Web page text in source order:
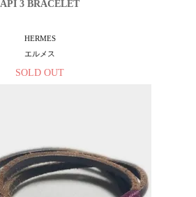
API 3 BRACELET
HERMES
エルメス
SOLD OUT